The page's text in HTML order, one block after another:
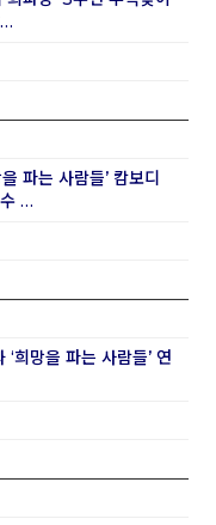
…
파는 사람들’ 캄보디
…
‘희망을 파는 사람들’ 연